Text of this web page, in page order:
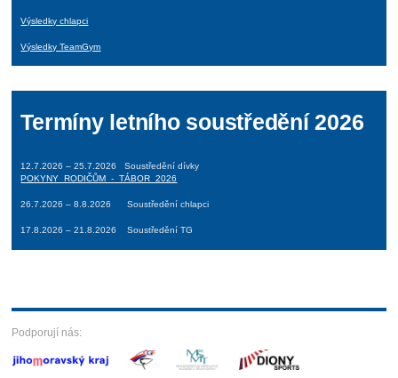
Výsledky chlapci
Výsledky TeamGym
Termíny letního soustředění 2026
12.7.2026 – 25.7.2026 Soustředění dívky
POKYNY_RODIČŮM_-_TÁBOR_2026
26.7.2026 – 8.8.2026 Soustředění chlapci
17.8.2026 – 21.8.2026 Soustředění TG
Podporují nás: